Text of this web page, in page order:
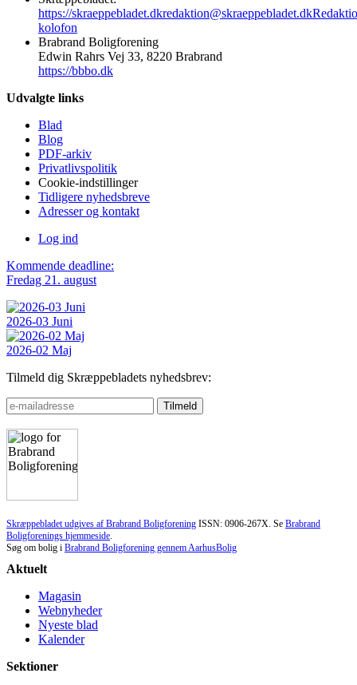
https://skraeppebladet.dkredaktion@skraeppebladet.dk
kolofon
Brabrand Boligforening
Edwin Rahrs Vej 33, 8220 Brabrand
https://bbbo.dk
Udvalgte links
Blad
Blog
PDF-arkiv
Privatlivspolitik
Cookie-indstillinger
Tidligere nyhedsbreve
Adresser og kontakt
Log ind
Kommende deadline:
Fredag 21. august
2026-03 Juni
2026-02 Maj
Tilmeld dig Skræppebladets nyhedsbrev:
Skræppebladet udgives af Brabrand Boligforening ISSN: 0906-267X. Se Brabrand
Boligforenings hjemmeside.
Søg om bolig i Brabrand Boligforening gennem AarhusBolig
Aktuelt
Magasin
Webnyheder
Nyeste blad
Kalender
Sektioner